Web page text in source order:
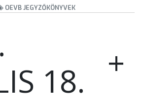
OEVB JEGYZŐKÖNYVEK
18.
+